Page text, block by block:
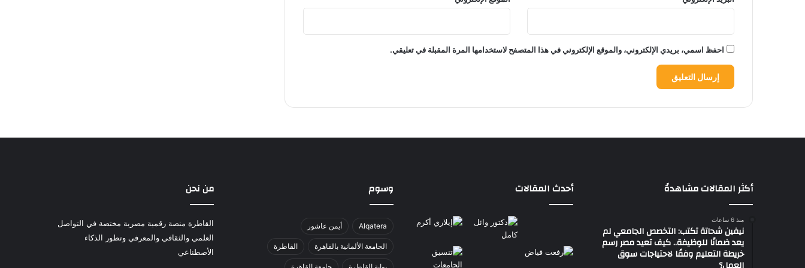
احفظ اسمي، بريدي الإلكتروني، والموقع الإلكتروني في هذا المتصفح لاستخدامها المرة المقبلة في تعليقي.
أكثر المقالات مشاهدةً
منذ 6 ساعات
نيفين شحاتة تكتب: التخصص الجامعي لم
يعد ضمانًا للوظيفة.. كيف تعيد مصر رسم
خريطة التعليم وفقًا لاحتياجات سوق
أحدث المقالات وسوم
Alqatera أيمن عاشور
الجامعة الألمانية بالقاهرة القاطرة
من نحن
القاطرة منصة رقمية مصرية مختصة في التواصل
العلمي والثقافي والمعرفي وتطور الذكاء
الأصطناعي